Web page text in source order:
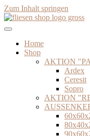
Zum Inhalt springen
Home
Shop
AKTION
Ardex
Ceresit
Sopro
AKTION